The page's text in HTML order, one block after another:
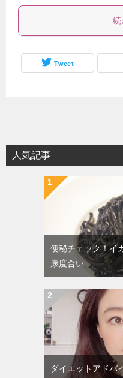
続
Tweet
人気記事
便秘チェック！イ
康度合い
ダイエットアド